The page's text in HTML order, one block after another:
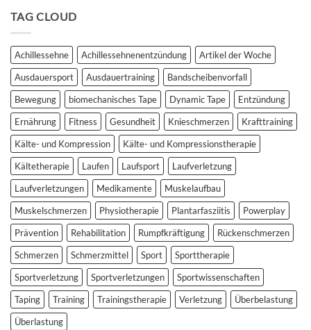
Parameter
Studienergebnisse
unter
der
Lupe
TAG CLOUD
Achillessehne Achillessehnenentzündung
Artikel der Woche
Ausdauersport
Ausdauertraining
Bandscheibenvorfall
Bewegung
biomechanisches Tape Dynamic Tape
Entzündung
Ernährung
Fitness Gesundheit Knieschmerzen
Krafttraining
Kälte- und Kompression
Kälte- und Kompressionstherapie
Kältetherapie
Laufen Laufsport
Laufverletzung
Laufverletzungen
Medikamente
Muskelaufbau
Muskelschmerzen
Physiotherapie Plantarfasziitis
Powerplay
Prävention
Rehabilitation Rumpfkräftigung
Rückenschmerzen
Schmerzen
Schmerzmittel Sport
Sporttherapie
Sportverletzung
Sportverletzungen
Sportwissenschaften
Taping
Training Trainingstherapie Verletzung
Überbelastung
Überlastung